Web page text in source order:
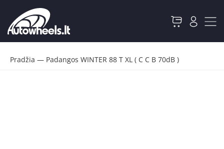
Pradžia — Padangos WINTER 88 T XL ( C C B 70dB )